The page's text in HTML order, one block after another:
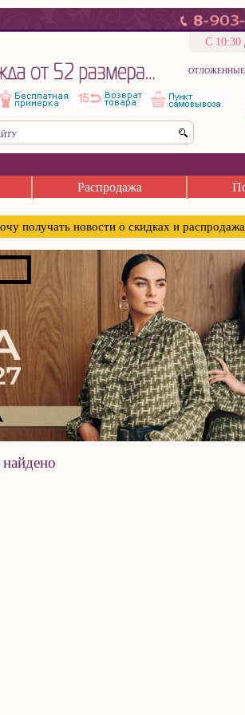
С 10:30
ОТЛОЖЕННЫЕ
Распродажа
получать новости о скидках и